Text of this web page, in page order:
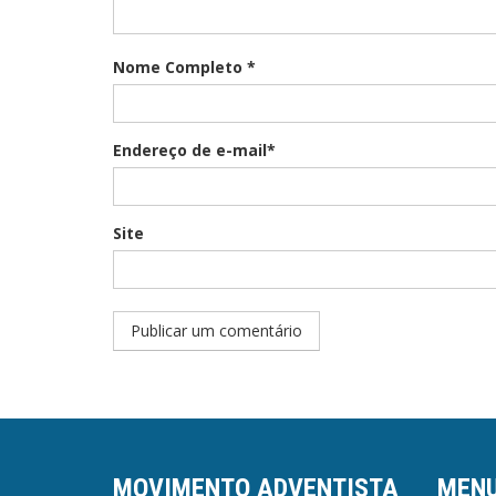
Nome Completo *
Endereço de e-mail*
Site
MOVIMENTO ADVENTISTA